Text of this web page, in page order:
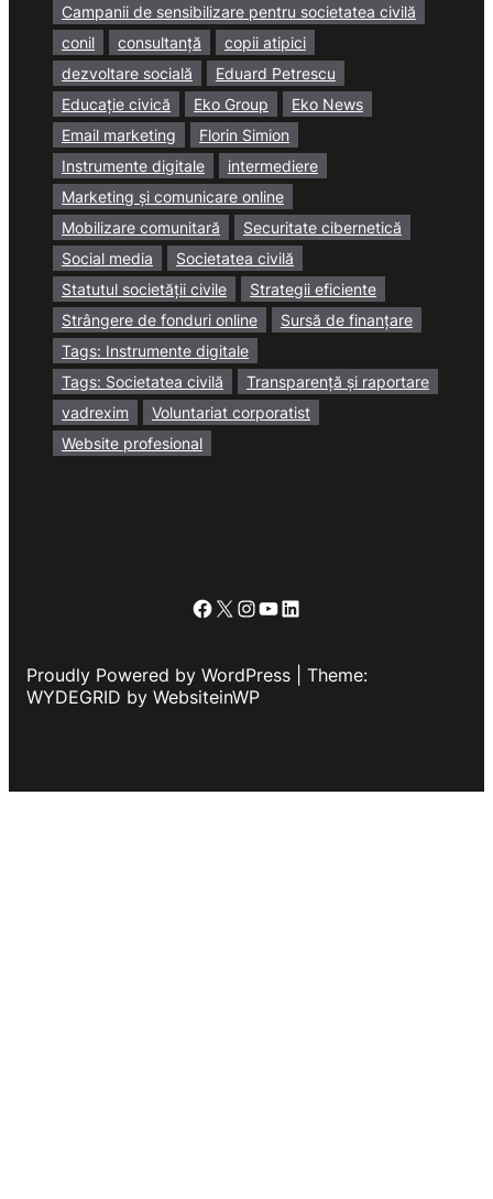
Campanii de sensibilizare pentru societatea civilă
conil
consultanță
copii atipici
dezvoltare socială
Eduard Petrescu
Educație civică
Eko Group
Eko News
Email marketing
Florin Simion
Instrumente digitale
intermediere
Marketing și comunicare online
Mobilizare comunitară
Securitate cibernetică
Social media
Societatea civilă
Statutul societății civile
Strategii eficiente
Strângere de fonduri online
Sursă de finanțare
Tags: Instrumente digitale
Tags: Societatea civilă
Transparență și raportare
vadrexim
Voluntariat corporatist
Website profesional
Facebook
X Instagram
YouTube
LinkedIn
Proudly Powered by WordPress | Theme:
WYDEGRID by WebsiteinWP